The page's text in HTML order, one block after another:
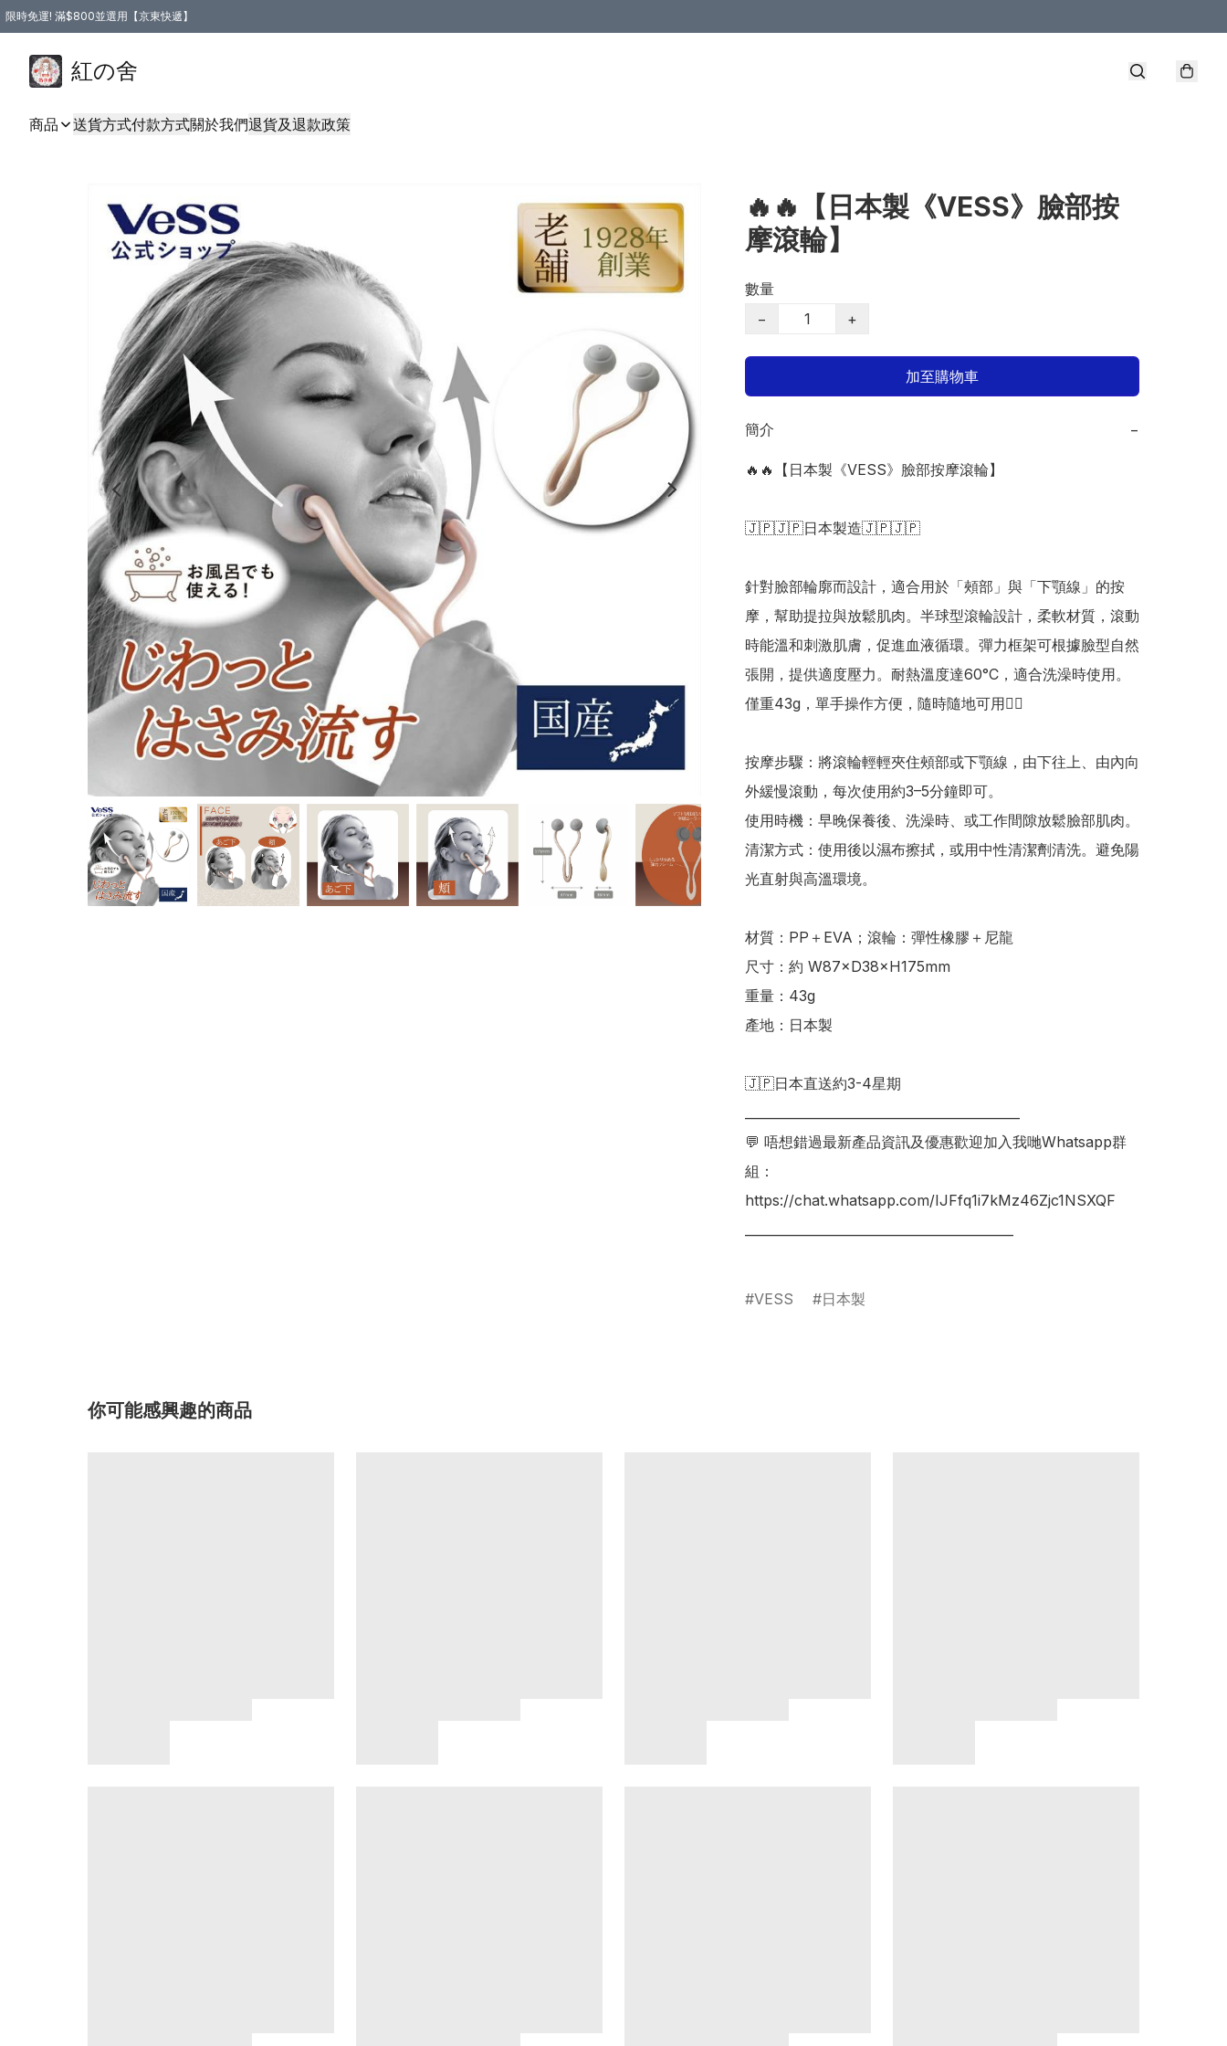
限時免運! 滿$800並選用【京東快遞】
紅の舍
商品 送貨方式付款方式關於我們退貨及退款政策
🔥🔥【日本製《VESS》臉部按
摩滾輪】
數量
−
+
加至購物車
簡介 −
🔥🔥【日本製《VESS》臉部按摩滾輪】
🇯🇵🇯🇵日本製造🇯🇵🇯🇵
針對臉部輪廓而設計，適合用於「頰部」與「下顎線」的按
摩，幫助提拉與放鬆肌肉。半球型滾輪設計，柔軟材質，滾動
時能溫和刺激肌膚，促進血液循環。彈力框架可根據臉型自然
張開，提供適度壓力。耐熱溫度達60°C，適合洗澡時使用。
僅重43g，單手操作方便，隨時隨地可用👍🏻
按摩步驟：將滾輪輕輕夾住頰部或下顎線，由下往上、由內向
外緩慢滾動，每次使用約3–5分鐘即可。
使用時機：早晚保養後、洗澡時、或工作間隙放鬆臉部肌肉。
清潔方式：使用後以濕布擦拭，或用中性清潔劑清洗。避免陽
光直射與高溫環境。
材質：PP＋EVA；滾輪：彈性橡膠＋尼龍
尺寸：約 W87×D38×H175mm
重量：43g
產地：日本製
🇯🇵日本直送約3-4星期
💬 唔想錯過最新產品資訊及優惠歡迎加入我哋Whatsapp群
組：
https://chat.whatsapp.com/IJFfq1i7kMz46Zjc1NSXQF
VESS 日本製
你可能感興趣的商品